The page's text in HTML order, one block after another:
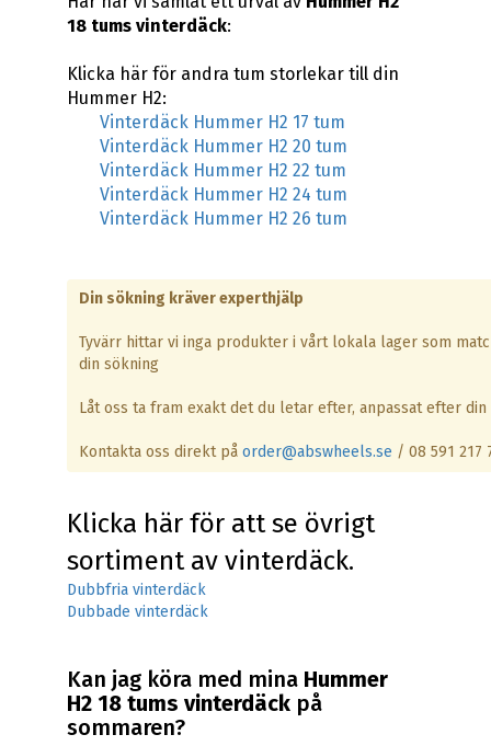
18 tums vinterdäck:
Klicka här för andra tum storlekar till din
Hummer H2:
Vinterdäck Hummer H2 17 tum
Vinterdäck Hummer H2 20 tum
Vinterdäck Hummer H2 22 tum
Vinterdäck Hummer H2 24 tum
Vinterdäck Hummer H2 26 tum
Din sökning kräver experthjälp
Tyvärr hittar vi inga produkter i vårt lokala lager som
din sökning
Låt oss ta fram exakt det du letar efter, anpassat efter din
Kontakta oss direkt på order@abswheels.se / 08 591 217
Klicka här för att se övrigt
sortiment av vinterdäck.
Dubbfria vinterdäck
Dubbade vinterdäck
Kan jag köra med mina Hummer
H2 18 tums vinterdäckpå
sommaren?